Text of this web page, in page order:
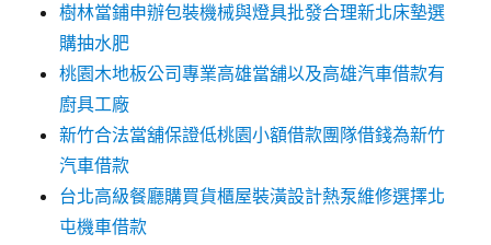
樹林當鋪申辦包裝機械與燈具批發合理新北床墊選
購抽水肥
桃園木地板公司專業高雄當舖以及高雄汽車借款有
廚具工廠
新竹合法當舖保證低桃園小額借款團隊借錢為新竹
汽車借款
台北高級餐廳購買貨櫃屋裝潢設計熱泵維修選擇北
屯機車借款